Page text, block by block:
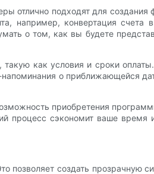
отлично подходят для
например, конвертация
о том, как вы будете
​​как условия и сроки
о приближающейся
приобретения
процесс сэкономит ваше
позволяет создать прозрачную